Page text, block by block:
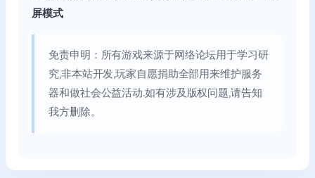
屏模式
免责申明：所有游戏来源于网络论坛用于学习研
究,非本站开发,玩家自愿捐助全部用来维护服务
器和做社会公益活动.如有涉及版权问题,请告知
我方删除。